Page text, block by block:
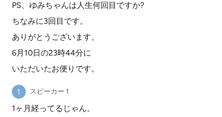
PS、ゆみちゃんは人生何回目ですか?
ちなみに3回目です。
ありがとうございます。
6月10日の23時44分に
いただいたお便りです。
スピーカー 1
1ヶ月経ってるじゃん。